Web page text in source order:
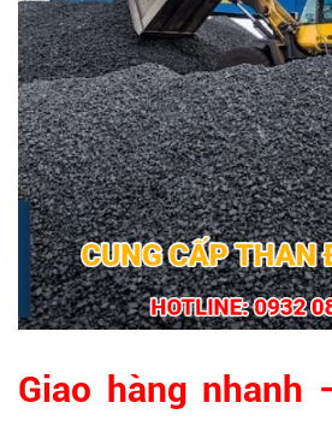
Giao hàng nhanh